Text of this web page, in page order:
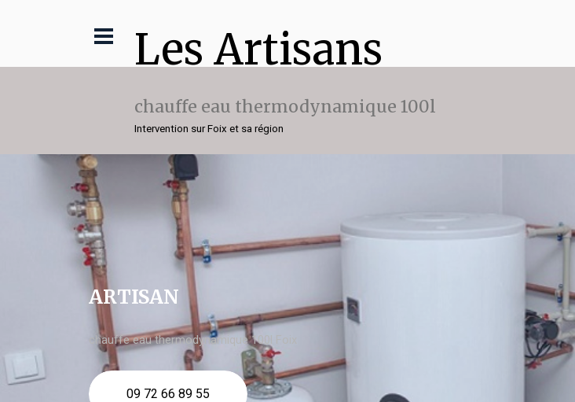
Les Artisans
chauffe eau thermodynamique 100l
Intervention sur Foix et sa région
ARTISAN
chauffe eau thermodynamique 100l Foix
09 72 66 89 55